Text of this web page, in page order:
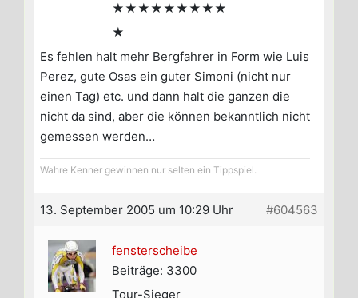
★★★★★★★★★
★
Es fehlen halt mehr Bergfahrer in Form wie Luis
Perez, gute Osas ein guter Simoni (nicht nur
einen Tag) etc. und dann halt die ganzen die
nicht da sind, aber die können bekanntlich nicht
gemessen werden…
Wahre Kenner gewinnen nur selten ein Tippspiel.
13. September 2005 um 10:29 Uhr #604563
fensterscheibe
Beiträge: 3300
Tour-Sieger